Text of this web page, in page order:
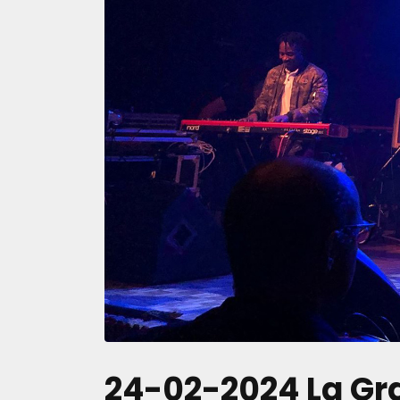
24-02-2024 La